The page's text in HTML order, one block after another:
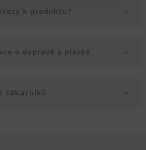
k produktu?
o dopravě a platbě
zákazníků